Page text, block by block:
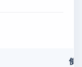
使